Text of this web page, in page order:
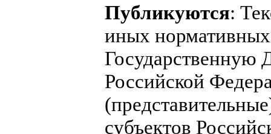
Публикуются:
иных
Государственную
Российской
субъектов